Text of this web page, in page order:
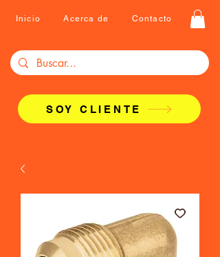
Inicio Acerca de Contacto
SOY CLIENTE